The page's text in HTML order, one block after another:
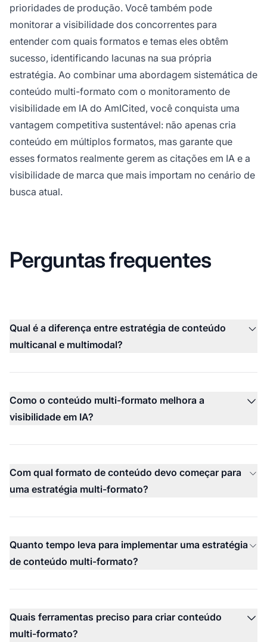
prioridades de produção. Você também pode
monitorar a visibilidade dos concorrentes para
entender com quais formatos e temas eles obtêm
sucesso, identificando lacunas na sua própria
estratégia. Ao combinar uma abordagem sistemática de
conteúdo multi-formato com o monitoramento de
visibilidade em IA do AmICited, você conquista uma
vantagem competitiva sustentável: não apenas cria
conteúdo em múltiplos formatos, mas garante que
esses formatos realmente gerem as citações em IA e a
visibilidade de marca que mais importam no cenário de
busca atual.
Perguntas frequentes
Qual é a diferença entre estratégia de conteúdo
multicanal e multimodal?
Como o conteúdo multi-formato melhora a
visibilidade em IA?
Com qual formato de conteúdo devo começar para
uma estratégia multi-formato?
Quanto tempo leva para implementar uma estratégia
de conteúdo multi-formato?
Quais ferramentas preciso para criar conteúdo
multi-formato?